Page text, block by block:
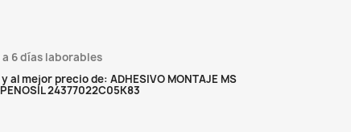
6 días laborables
mejor precio de: ADHESIVO MONTAJE MS
24377022C05K83